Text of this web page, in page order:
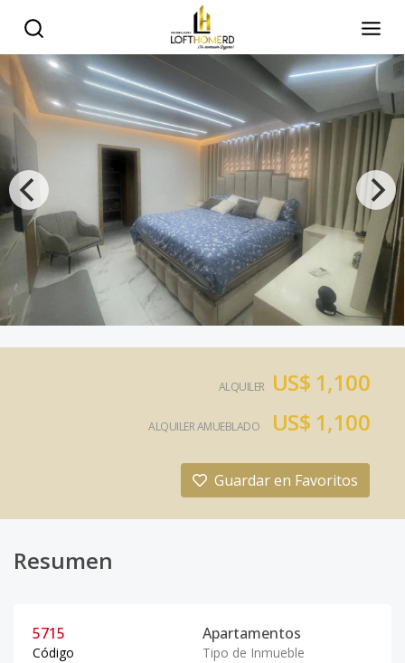
ALQUILER US$ 1,100
ALQUILER AMUEBLADO US$ 1,100
Guardar en Favoritos
Resumen
5715
Código
Apartamentos
Tipo de Inmueble